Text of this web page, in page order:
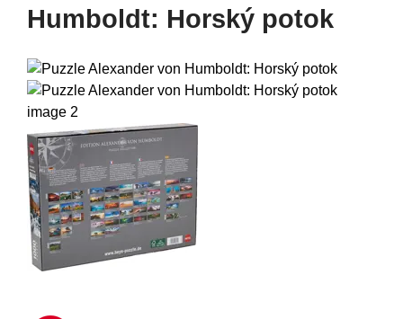
Humboldt: Horský potok